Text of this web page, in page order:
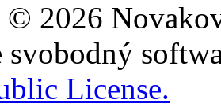
2026
svobodný
License.